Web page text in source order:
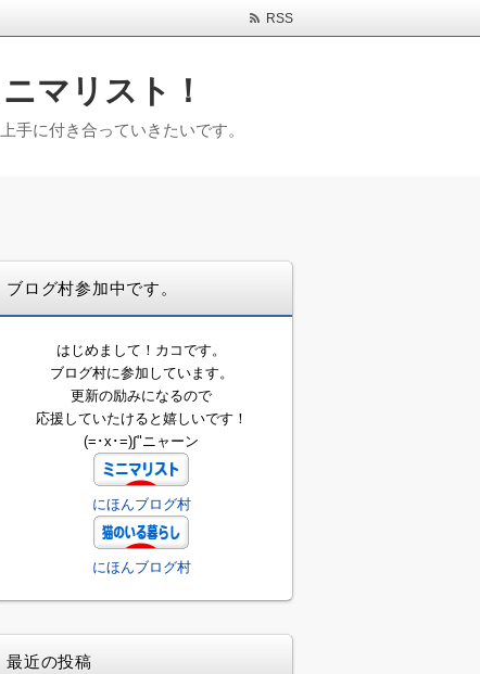
RSS
マリスト！
手に付き合っていきたいです。
ブログ村参加中です。
はじめまして！カコです。
ブログ村に参加しています。
更新の励みになるので
応援していたけると嬉しいです！
(=･x･=)∫"ニャーン
にほんブログ村
にほんブログ村
最近の投稿